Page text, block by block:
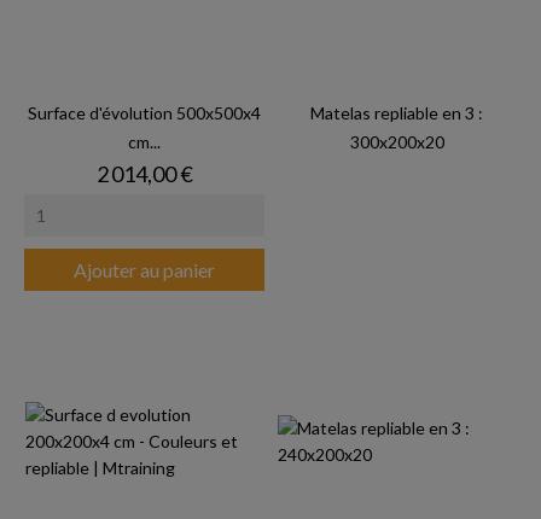
Surface d'évolution 500x500x4
cm...
Prix
2 014,00 €
Ajouter au panier
Matelas repliable en 3 :
300x200x20